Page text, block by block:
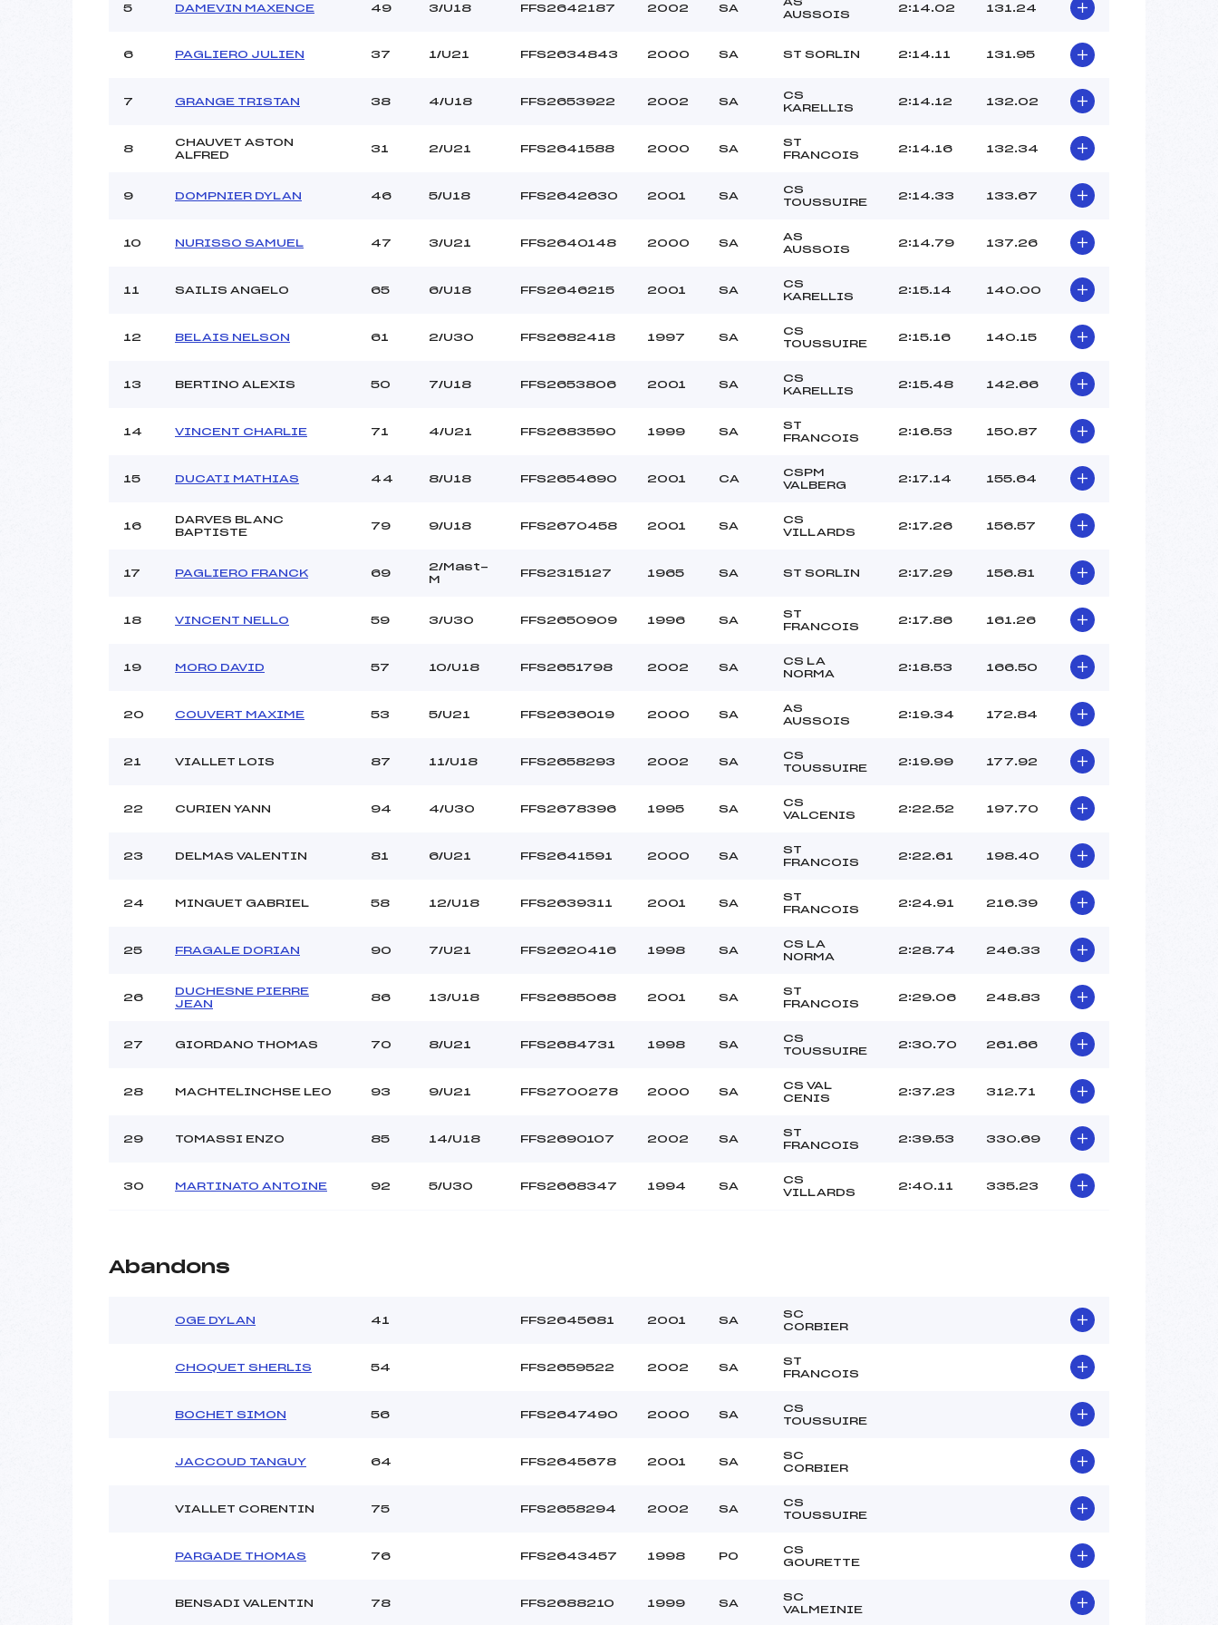
Météo :
NEIGEUX
DELMAS LUCAS (SA)
TOMASSI LIVIO (SA)
Température départ :
Pénalité appliquée :
93.4000
5 DAMEVIN MAXENCE 49 3/U18 FFS2642187 2002 SA
AUSSOIS
2:14.02 131.24
6 PAGLIERO JULIEN 37 1/U21 FFS2634843 2000 SA ST SORLIN 2:14.11 131.95
7 GRANGE TRISTAN 38 4/U18 FFS2653922 2002 SA
CS
KARELLIS
2:14.12 132.02
8
CHAUVET ASTON
ALFRED
31 2/U21 FFS2641588 2000 SA
ST
FRANCOIS
2:14.16 132.34
9 DOMPNIER DYLAN 46 5/U18 FFS2642630 2001 SA
CS
TOUSSUIRE
2:14.33 133.67
10 NURISSO SAMUEL 47 3/U21 FFS2640148 2000 SA
AS
AUSSOIS
2:14.79 137.26
11 SAILIS ANGELO 65 6/U18 FFS2646215 2001 SA
CS
KARELLIS
2:15.14 140.00
12 BELAIS NELSON 61 2/U30 FFS2682418 1997 SA
CS
TOUSSUIRE
2:15.16 140.15
13 BERTINO ALEXIS 50 7/U18 FFS2653806 2001 SA
CS
KARELLIS
2:15.48 142.66
14 VINCENT CHARLIE 71 4/U21 FFS2683590 1999 SA
ST
FRANCOIS
2:16.53 150.87
15 DUCATI MATHIAS 44 8/U18 FFS2654690 2001 CA
CSPM
VALBERG
2:17.14 155.64
16
DARVES BLANC
BAPTISTE
79 9/U18 FFS2670458 2001 SA
CS
VILLARDS
2:17.26 156.57
17 PAGLIERO FRANCK 69
2/Mast-
M
FFS2315127 1965 SA ST SORLIN 2:17.29 156.81
18 VINCENT NELLO 59 3/U30 FFS2650909 1996 SA
ST
FRANCOIS
2:17.86 161.26
19 MORO DAVID 57 10/U18 FFS2651798 2002 SA
CS LA
NORMA
2:18.53 166.50
20 COUVERT MAXIME 53 5/U21 FFS2636019 2000 SA
AS
AUSSOIS
2:19.34 172.84
21 VIALLET LOIS 87 11/U18 FFS2658293 2002 SA
CS
TOUSSUIRE
2:19.99 177.92
22 CURIEN YANN 94 4/U30 FFS2678396 1995 SA
CS
VALCENIS
2:22.52 197.70
23 DELMAS VALENTIN 81 6/U21 FFS2641591 2000 SA
ST
FRANCOIS
2:22.61 198.40
24 MINGUET GABRIEL 58 12/U18 FFS2639311 2001 SA
ST
FRANCOIS
2:24.91 216.39
25 FRAGALE DORIAN 90 7/U21 FFS2620416 1998 SA
CS LA
NORMA
2:28.74 246.33
26
DUCHESNE PIERRE
JEAN
86 13/U18 FFS2685068 2001 SA
ST
FRANCOIS
2:29.06 248.83
27 GIORDANO THOMAS 70 8/U21 FFS2684731 1998 SA
CS
TOUSSUIRE
2:30.70 261.66
28 MACHTELINCHSE LEO 93 9/U21 FFS2700278 2000 SA
CS VAL
CENIS
2:37.23 312.71
29 TOMASSI ENZO 85 14/U18 FFS2690107 2002 SA
ST
FRANCOIS
2:39.53 330.69
30 MARTINATO ANTOINE 92 5/U30 FFS2668347 1994 SA
CS
VILLARDS
2:40.11 335.23
Abandons
OGE DYLAN 41 FFS2645681 2001 SA
SC
CORBIER
CHOQUET SHERLIS 54 FFS2659522 2002 SA
ST
FRANCOIS
BOCHET SIMON 56 FFS2647490 2000 SA
CS
TOUSSUIRE
JACCOUD TANGUY 64 FFS2645678 2001 SA
SC
CORBIER
VIALLET CORENTIN 75 FFS2658294 2002 SA
CS
TOUSSUIRE
PARGADE THOMAS 76 FFS2643457 1998 PO
CS
GOURETTE
BENSADI VALENTIN 78 FFS2688210 1999 SA
SC
VALMEINIE